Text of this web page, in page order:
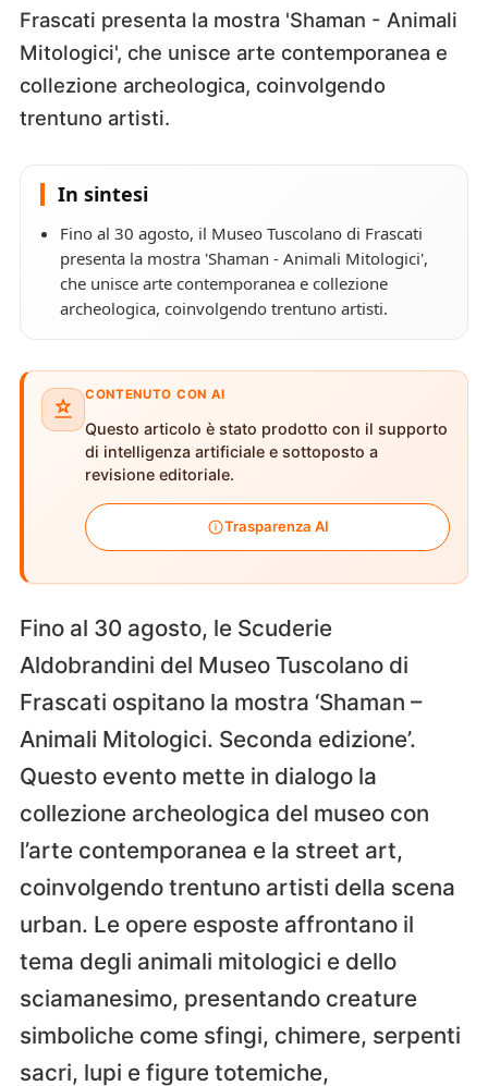
Frascati presenta la mostra 'Shaman - Animali
Mitologici', che unisce arte contemporanea e
collezione archeologica, coinvolgendo
trentuno artisti.
In sintesi
Fino al 30 agosto, il Museo Tuscolano di Frascati
presenta la mostra 'Shaman - Animali Mitologici',
che unisce arte contemporanea e collezione
archeologica, coinvolgendo trentuno artisti.
CONTENUTO CON AI
Questo articolo è stato prodotto con il supporto
di intelligenza artificiale e sottoposto a
revisione editoriale.
Trasparenza AI
Fino al 30 agosto, le Scuderie
Aldobrandini del Museo Tuscolano di
Frascati ospitano la mostra ‘Shaman –
Animali Mitologici. Seconda edizione’.
Questo evento mette in dialogo la
collezione archeologica del museo con
l’arte contemporanea e la street art,
coinvolgendo trentuno artisti della scena
urban. Le opere esposte affrontano il
tema degli animali mitologici e dello
sciamanesimo, presentando creature
simboliche come sfingi, chimere, serpenti
sacri, lupi e figure totemiche,